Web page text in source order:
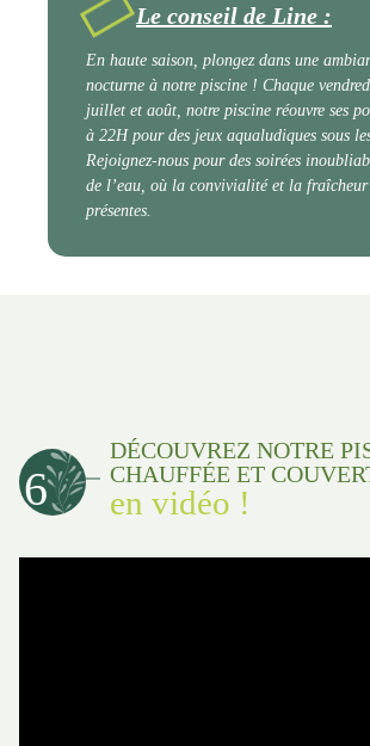
Le conseil de Line :
En haute saison, plongez dans une
nocturne à notre piscine ! Chaque
juillet et août, notre piscine réouvre ses
à 22H pour des jeux aqualudiques sous
Rejoignez-nous pour des soirées
de l’eau, où la convivialité et la fraîcheur
présentes.
6
DÉCOUVREZ NOTRE
CHAUFFÉE ET
en vidéo !